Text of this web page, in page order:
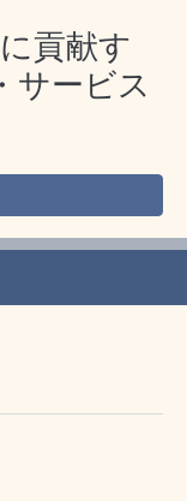
貢献す
ービス